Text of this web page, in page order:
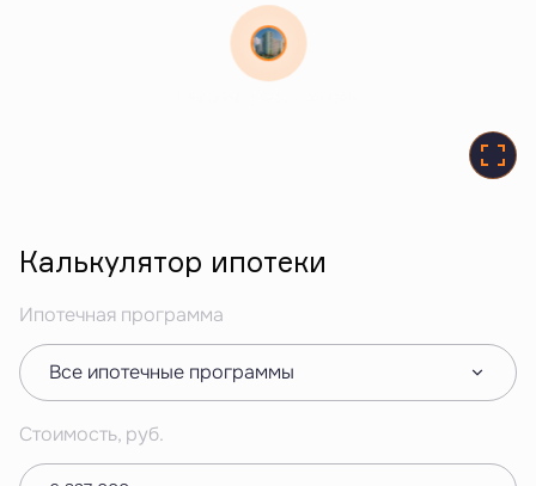
Калькулятор ипотеки
Ипотечная программа
Все ипотечные программы
Стоимость, руб.